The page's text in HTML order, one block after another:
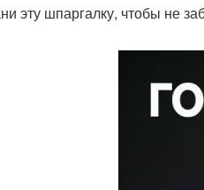
эту шпаргалку, чтобы не